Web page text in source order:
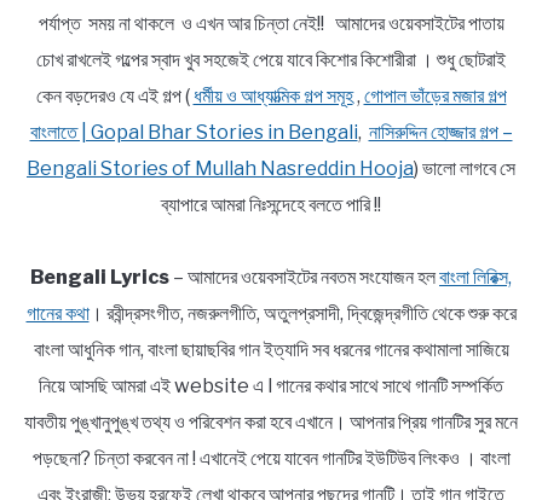
পর্যাপ্ত সময় না থাকলে ও এখন আর চিন্তা নেই!! আমাদের ওয়েবসাইটের পাতায়
চোখ রাখলেই গল্পের স্বাদ খুব সহজেই পেয়ে যাবে কিশোর কিশোরীরা । শুধু ছোটরাই
কেন বড়দেরও যে এই গল্প ( ধর্মীয় ও আধ্যাত্মিক গল্প সমূহ, গোপাল ভাঁড়ের মজার গল্প
বাংলাতে | Gopal Bhar Stories in Bengali, নাসিরুদ্দিন হোজ্জার গল্প –
Bengali Stories of Mullah Nasreddin Hooja) ভালো লাগবে সে
ব্যাপারে আমরা নিঃসন্দেহে বলতে পারি !!
Bengali Lyrics – আমাদের ওয়েবসাইটের নবতম সংযোজন হলবাংলা লিরিক্স,
গানের কথা। রবীন্দ্রসংগীত, নজরুলগীতি, অতুলপ্রসাদী, দ্বিজেন্দ্রগীতি থেকে শুরু করে
বাংলা আধুনিক গান, বাংলা ছায়াছবির গান ইত্যাদি সব ধরনের গানের কথামালা সাজিয়ে
নিয়ে আসছি আমরা এই website এ l গানের কথার সাথে সাথে গানটি সম্পর্কিত
যাবতীয় পুঙ্খানুপুঙ্খ তথ্য ও পরিবেশন করা হবে এখানে। আপনার প্রিয় গানটির সুর মনে
পড়ছেনা? চিন্তা করবেন না ! এখানেই পেয়ে যাবেন গানটির ইউটিউব লিংকও । বাংলা
এবং ইংরাজী; উভয় হরফেই লেখা থাকবে আপনার পছন্দের গানটি। তাই গান গাইতে